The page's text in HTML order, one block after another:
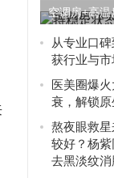
空调房+高温
定状态？
从专业口
获行业与
医美圈爆
衰，解锁
熬夜眼救
较好？杨紫
去黑淡纹